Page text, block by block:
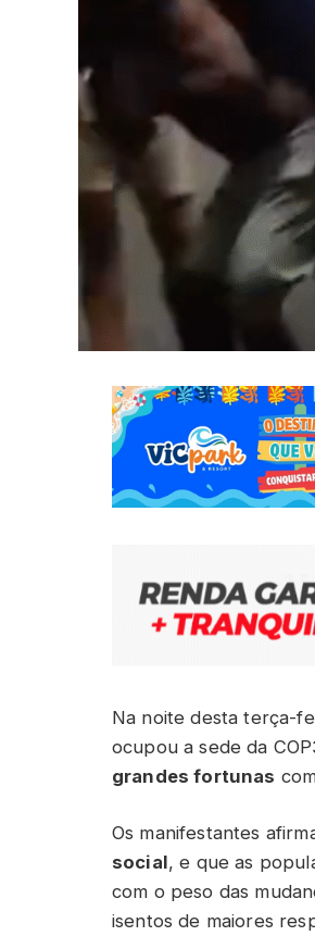
Na noite desta terça-
ocupou a sede da
grandes fortunas
Os manifestantes
social, e que as
com o peso das
isentos de maiores